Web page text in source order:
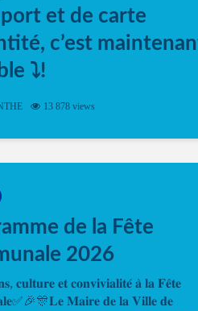
et de carte
c’est
⤵️!
il est possible de prendre rendez-vous
13 878 views
de la Fête
2026
𝐜𝐮𝐥𝐭𝐮𝐫𝐞 𝐞𝐭 𝐜𝐨𝐧𝐯𝐢𝐯𝐢𝐚𝐥𝐢𝐭𝐞́ 𝐚̀ 𝐥𝐚 𝐅𝐞̂𝐭𝐞
𝐌𝐚𝐢𝐫𝐞 𝐝𝐞 𝐥𝐚 𝐕𝐢𝐥𝐥𝐞 𝐝𝐞